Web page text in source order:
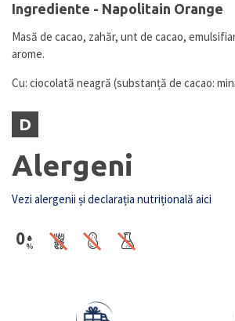
Ingrediente - Napolitain Orange
Masă de cacao, zahăr, unt de cacao,
arome.
Cu: ciocolată neagră (substanță de cacao:
D
Alergeni
Vezi alergenii și declarația nutrițională aici